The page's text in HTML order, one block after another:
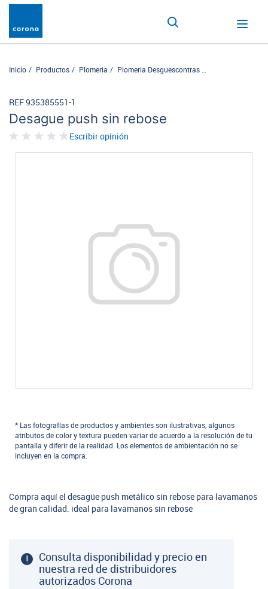
Inicio Productos Plomeria Plomeria Desguescontras
Desague push sin rebose
REF 935385551-1
Escribir opinión
* Las fotografías de productos y ambientes son ilustrativas, algunos
atributos de color y textura pueden variar de acuerdo a la resolución de tu
pantalla y diferir de la realidad. Los elementos de ambientación no se
incluyen en la compra.
Compra aquí el desagüe push metálico sin rebose para lavamanos
de gran calidad. ideal para lavamanos sin rebose
Consulta disponibilidad y precio en
nuestra red de distribuidores
autorizados Corona